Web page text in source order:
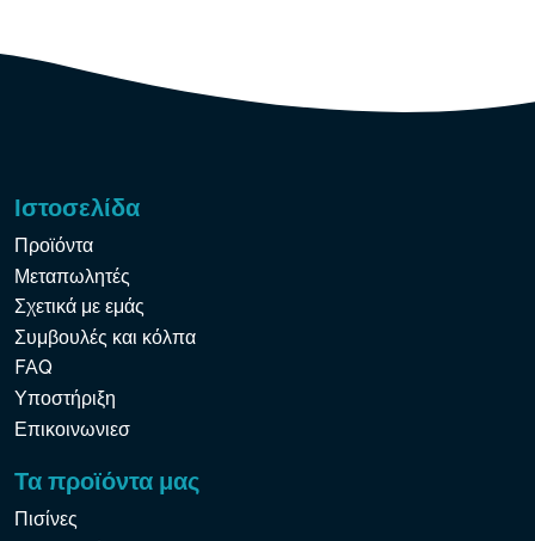
Ιστοσελίδα
Προϊόντα
Μεταπωλητές
Σχετικά με εμάς
Συμβουλές και κόλπα
FAQ
Υποστήριξη
Επικοινωνιεσ
Τα προϊόντα μας
Πισίνες